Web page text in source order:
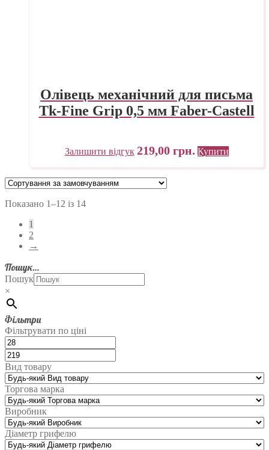
Олівець механічний для письма
Tk-Fine Grip 0,5 мм Faber-Castell
Залишити відгук 219,00 грн. Купити
Показано 1–12 із 14
1
2
→
Пошук…
Пошук
×
Фільтри
Фільтрувати по ціні
Вид товару
Торгова марка
Виробник
Діаметр грифелю